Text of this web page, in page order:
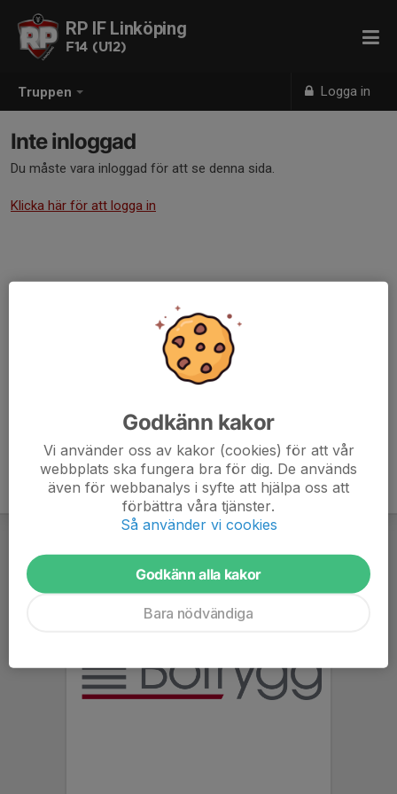
Truppen Logga in
RP IF Linköping
F14 (U12)
Inte inloggad
Du måste vara inloggad för att se denna sida.
Klicka här för att logga in
Godkänn kakor
Vi använder oss av kakor (cookies) för att vår
webbplats ska fungera bra för dig. De används
även för webbanalys i syfte att hjälpa oss att
förbättra våra tjänster.
Så använder vi cookies
Godkänn alla kakor
Bara nödvändiga